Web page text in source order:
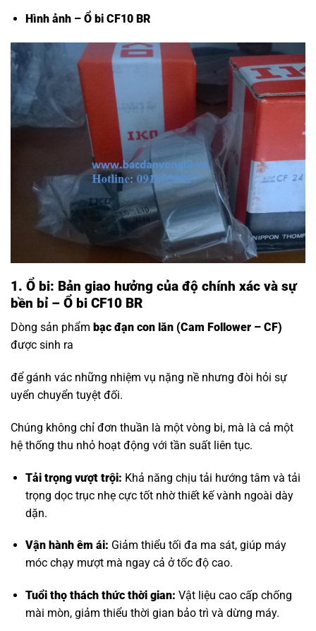
Hình ảnh – Ổ bi CF10 BR
1. Ổ bi: Bản giao hưởng của độ chính xác và sự
bền bỉ – Ổ bi CF10 BR
Dòng sản phẩm bạc đạn con lăn (Cam Follower – CF)
được sinh ra
để gánh vác những nhiệm vụ nặng nề nhưng đòi hỏi sự
uyển chuyển tuyệt đối.
Chúng không chỉ đơn thuần là một vòng bi, mà là cả một
hệ thống thu nhỏ hoạt động với tần suất liên tục.
Tải trọng vượt trội: Khả năng chịu tải hướng tâm và tải
trọng dọc trục nhẹ cực tốt nhờ thiết kế vành ngoài dày
dặn.
Vận hành êm ái: Giảm thiểu tối đa ma sát, giúp máy
móc chạy mượt mà ngay cả ở tốc độ cao.
Tuổi thọ thách thức thời gian: Vật liệu cao cấp chống
mài mòn, giảm thiểu thời gian bảo trì và dừng máy.